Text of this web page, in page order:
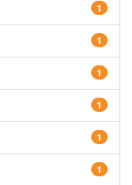
1
1
1
1
1
1